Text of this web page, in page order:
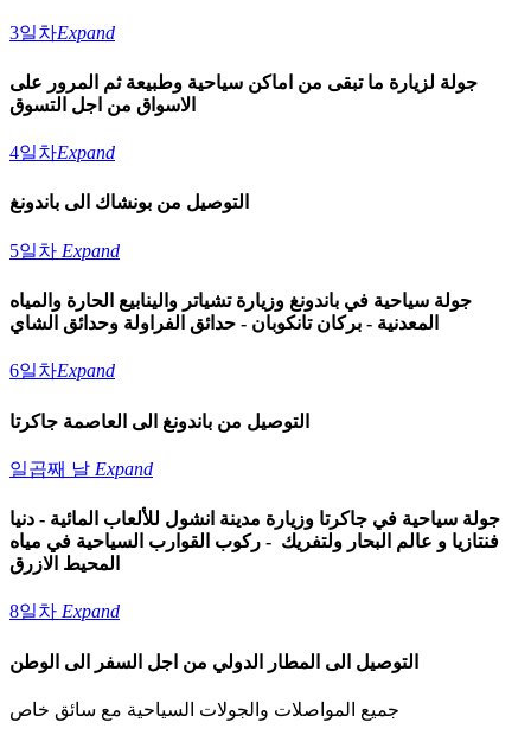
3일차Expand
جولة لزيارة ما تبقى من اماكن سياحية وطبيعة ثم المرور على
الاسواق من اجل التسوق
4일차Expand
التوصيل من بونشاك الى باندونغ
5일차 Expand
جولة سياحية في باندونغ وزيارة تشياتر والينابيع الحارة والمياه
المعدنية - بركان تانكوبان - حدائق الفراولة وحدائق الشاي
6일차Expand
التوصيل من باندونغ الى العاصمة جاكرتا
일곱째 날 Expand
جولة سياحية في جاكرتا وزيارة مدينة انشول للألعاب المائية - دنيا
فنتازيا و عالم البحار ولتفريك - ركوب القوارب السياحية في مياه
المحيط الازرق
8일차 Expand
التوصيل الى المطار الدولي من اجل السفر الى الوطن
جميع المواصلات والجولات السياحية مع سائق خاص